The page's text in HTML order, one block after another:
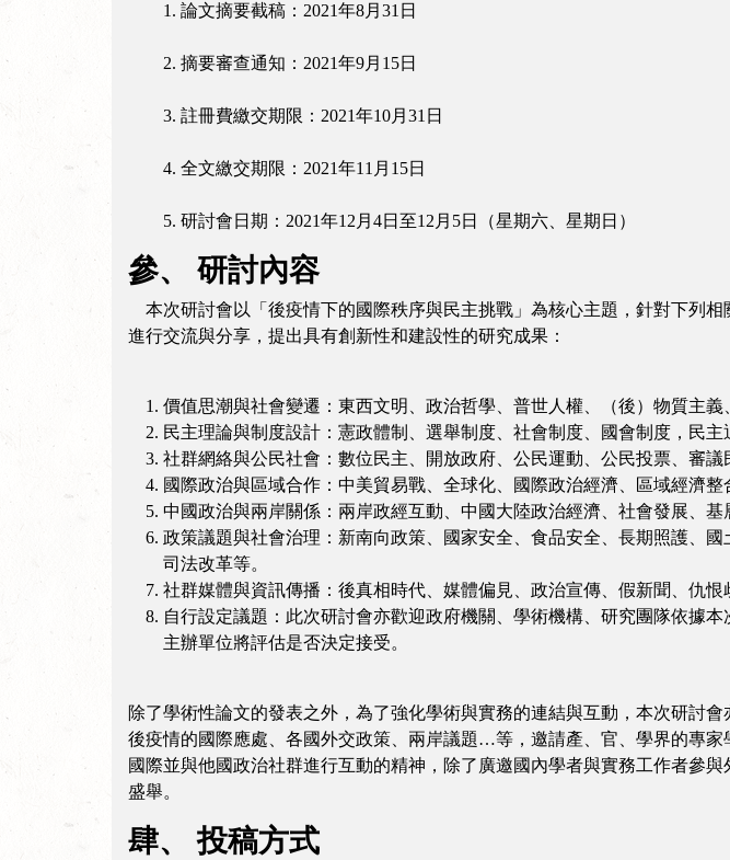
1. 論文摘要截稿：2021年8月31日
2. 摘要審查通知：2021年9月15日
3. 註冊費繳交期限：2021年10月31日
4. 全文繳交期限：2021年11月15日
5. 研討會日期：2021年12月4日至12月5日（星期六、星期日）
參、 研討內容
本次研討會以「後疫情下的國際秩序與民主挑戰」為核心主題，針對下列
進行交流與分享，提出具有創新性和建設性的研究成果：
價值思潮與社會變遷：東西文明、政治哲學、普世人權、（後）物質主
民主理論與制度設計：憲政體制、選舉制度、社會制度、國會制度，民主
社群網絡與公民社會：數位民主、開放政府、公民運動、公民投票、審
國際政治與區域合作：中美貿易戰、全球化、國際政治經濟、區域經濟整
中國政治與兩岸關係：兩岸政經互動、中國大陸政治經濟、社會發展、基
政策議題與社會治理：新南向政策、國家安全、食品安全、長期照護、
司法改革等。
社群媒體與資訊傳播：後真相時代、媒體偏見、政治宣傳、假新聞、仇恨
自行設定議題：此次研討會亦歡迎政府機關、學術機構、研究團隊依據
主辦單位將評估是否決定接受。
除了學術性論文的發表之外，為了強化學術與實務的連結與互動，本次研討
後疫情的國際應處、各國外交政策、兩岸議題…等，邀請產、官、學界的專
國際並與他國政治社群進行互動的精神，除了廣邀國內學者與實務工作者參
盛舉。
肆、 投稿方式